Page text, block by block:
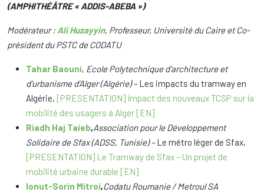
(AMPHITHÉÂTRE « ADDIS-ABEBA »)
Modérateur : Ali Huzayyin, Professeur, Université du Caire et Co-
président du PSTC de CODATU
Tahar Baouni, Ecole Polytechnique d’architecture et
d’urbanisme d’Alger (Algérie) –Les impacts du tramway en
Algérie, [PRESENTATION] Impact des nouveaux TCSP sur la
mobilité des usagers à Alger [EN]
Riadh Haj Taieb,Association pour le Développement
Solidaire de Sfax (ADSS, Tunisie) –Le métro léger de Sfax,
[PRESENTATION] Le Tramway de Sfax – Un projet de
mobilité urbaine durable [EN]
Ionut-Sorin Mitroi,Codatu Roumanie / Metroul SA